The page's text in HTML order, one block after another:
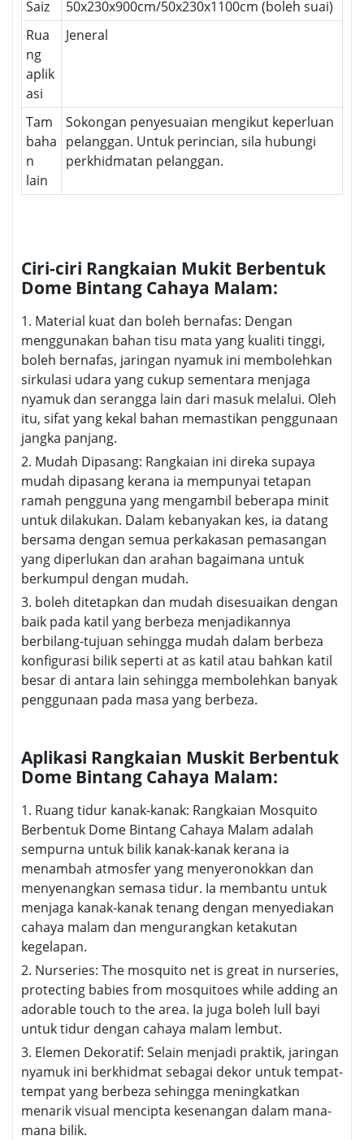
Saiz
50x230x900cm/50x230x1100cm (boleh suai)
Rua
ng
aplik
asi
Jeneral
Tam
baha
n
lain
Sokongan penyesuaian mengikut keperluan
pelanggan. Untuk perincian, sila hubungi
perkhidmatan pelanggan.
Ciri-ciri Rangkaian Mukit Berbentuk
Dome Bintang Cahaya Malam:
1. Material kuat dan boleh bernafas: Dengan
menggunakan bahan tisu mata yang kualiti tinggi,
boleh bernafas, jaringan nyamuk ini membolehkan
sirkulasi udara yang cukup sementara menjaga
nyamuk dan serangga lain dari masuk melalui. Oleh
itu, sifat yang kekal bahan memastikan penggunaan
jangka panjang.
2. Mudah Dipasang: Rangkaian ini direka supaya
mudah dipasang kerana ia mempunyai tetapan
ramah pengguna yang mengambil beberapa minit
untuk dilakukan. Dalam kebanyakan kes, ia datang
bersama dengan semua perkakasan pemasangan
yang diperlukan dan arahan bagaimana untuk
berkumpul dengan mudah.
3. boleh ditetapkan dan mudah disesuaikan dengan
baik pada katil yang berbeza menjadikannya
berbilang-tujuan sehingga mudah dalam berbeza
konfigurasi bilik seperti at as katil atau bahkan katil
besar di antara lain sehingga membolehkan banyak
penggunaan pada masa yang berbeza.
Aplikasi Rangkaian Muskit Berbentuk
Dome Bintang Cahaya Malam:
1. Ruang tidur kanak-kanak: Rangkaian Mosquito
Berbentuk Dome Bintang Cahaya Malam adalah
sempurna untuk bilik kanak-kanak kerana ia
menambah atmosfer yang menyeronokkan dan
menyenangkan semasa tidur. Ia membantu untuk
menjaga kanak-kanak tenang dengan menyediakan
cahaya malam dan mengurangkan ketakutan
kegelapan.
2. Nurseries: The mosquito net is great in nurseries,
protecting babies from mosquitoes while adding an
adorable touch to the area. Ia juga boleh lull bayi
untuk tidur dengan cahaya malam lembut.
3. Elemen Dekoratif: Selain menjadi praktik, jaringan
nyamuk ini berkhidmat sebagai dekor untuk tempat-
tempat yang berbeza sehingga meningkatkan
menarik visual mencipta kesenangan dalam mana-
mana bilik.